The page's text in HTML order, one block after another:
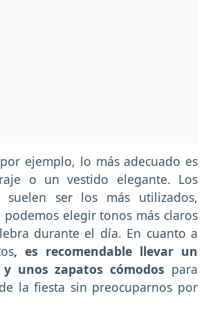
ejemplo, lo más adecuado es
o un vestido elegante. Los
suelen ser los más utilizados,
elegir tonos más claros
durante el día. En cuanto a
, es recomendable llevar un
unos zapatos cómodos para
la fiesta sin preocuparnos por